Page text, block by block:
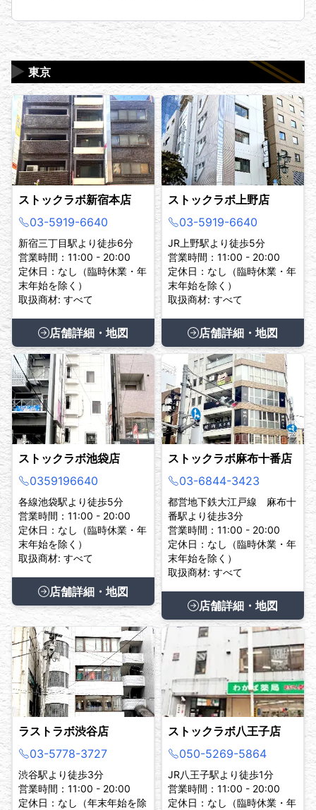
東京
▶
ストックラボ新宿本店
03-5919-6640
新宿三丁目駅より徒歩6分
営業時間：11:00 - 20:00
定休日：なし（臨時休業・年
末年始を除く）
取扱商材: すべて
店舗詳細・地図
ストックラボ上野店
03-5919-6640
JR上野駅より徒歩5分
営業時間：11:00 - 20:00
定休日：なし（臨時休業・年
末年始を除く）
取扱商材: すべて
店舗詳細・地図
ストックラボ池袋店
0359196640
各線池袋駅より徒歩5分
営業時間：11:00 - 20:00
定休日：なし（臨時休業・年
末年始を除く）
取扱商材: すべて
店舗詳細・地図
ストックラボ麻布十番店
03-6844-3423
都営地下鉄大江戸線 麻布十
番駅より徒歩3分
営業時間：11:00 - 20:00
定休日：なし（臨時休業・年
末年始を除く）
取扱商材: すべて
店舗詳細・地図
ラストラボ渋谷店
03-5778-3727
渋谷駅より徒歩3分
営業時間：11:00 - 20:00
定休日：なし（年末年始を除
ストックラボ八王子店
050-5269-5864
JR八王子駅より徒歩1分
営業時間：11:00 - 20:00
定休日：なし（臨時休業・年